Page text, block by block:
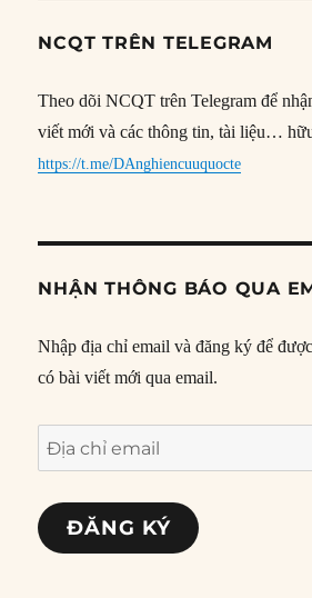
NCQT TRÊN TELEGRAM
Theo dõi NCQT trên Telegram để
viết mới và các thông tin, tài liệu…
https://t.me/DAnghiencuuquocte
NHẬN THÔNG BÁO QUA
Nhập địa chỉ email và đăng ký để
có bài viết mới qua email.
Địa
chỉ
email
ĐĂNG KÝ